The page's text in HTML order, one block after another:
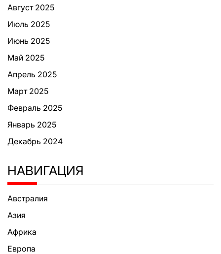
Август 2025
Июль 2025
Июнь 2025
Май 2025
Апрель 2025
Март 2025
Февраль 2025
Январь 2025
Декабрь 2024
НАВИГАЦИЯ
Австралия
Азия
Африка
Европа